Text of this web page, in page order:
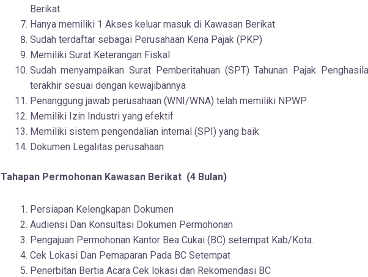
Berikat.
Hanya memiliki 1 Akses keluar masuk di Kawasan Berikat
Sudah terdaftar sebagai Perusahaan Kena Pajak (PKP)
Memiliki Surat Keterangan Fiskal
Sudah menyampaikan Surat Pemberitahuan (SPT) Tahunan Pajak
terakhir sesuai dengan kewajibannya
Penanggung jawab perusahaan (WNI/WNA) telah memiliki NPWP
Memiliki Izin Industri yang efektif
Memiliki sistem pengendalian internal (SPI) yang baik
Dokumen Legalitas perusahaan
Tahapan Permohonan Kawasan Berikat (4 Bulan)
Persiapan Kelengkapan Dokumen
Audiensi Dan Konsultasi Dokumen Permohonan
Pengajuan Permohonan Kantor Bea Cukai (BC) setempat Kab/Kota.
Cek Lokasi Dan Pemaparan Pada BC Setempat
Penerbitan Bertia Acara Cek lokasi dan Rekomendasi BC